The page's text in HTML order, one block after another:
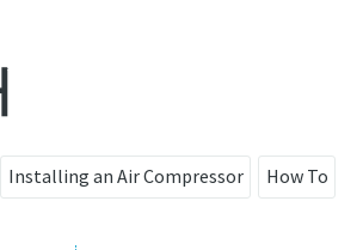
Installing an Air Compressor How To